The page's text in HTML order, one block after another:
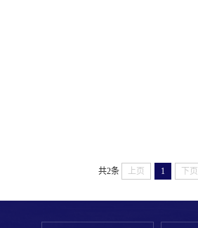
共2条 上页 1 下页